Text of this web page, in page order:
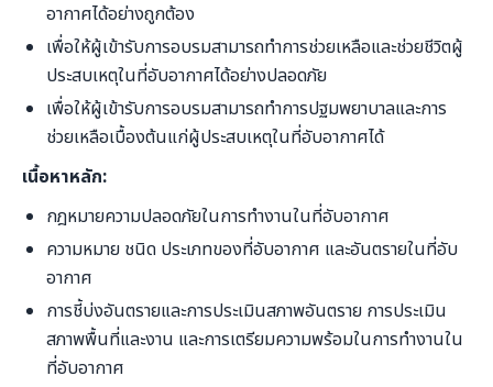
อากาศได้อย่างถูกต้อง
เพื่อให้ผู้เข้ารับการอบรมสามารถทำการช่วยเหลือและช่วยชีวิตผู้
ประสบเหตุในที่อับอากาศได้อย่างปลอดภัย
เพื่อให้ผู้เข้ารับการอบรมสามารถทำการปฐมพยาบาลและการ
ช่วยเหลือเบื้องต้นแก่ผู้ประสบเหตุในที่อับอากาศได้
เนื้อหาหลัก:
กฎหมายความปลอดภัยในการทำงานในที่อับอากาศ
ความหมาย ชนิด ประเภทของที่อับอากาศ และอันตรายในที่อับ
อากาศ
การชี้บ่งอันตรายและการประเมินสภาพอันตราย การประเมิน
สภาพพื้นที่และงาน และการเตรียมความพร้อมในการทำงานใน
ที่อับอากาศ